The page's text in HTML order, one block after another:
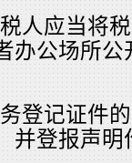
人应当将
办公场所
登记证件
并登报声明